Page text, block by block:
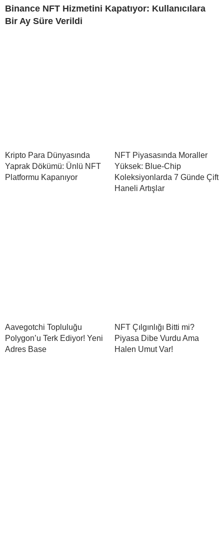
Binance NFT Hizmetini Kapatıyor: Kullanıcılara
Bir Ay Süre Verildi
Kripto Para Dünyasında
Yaprak Dökümü: Ünlü NFT
Platformu Kapanıyor
NFT Piyasasında Moraller
Yüksek: Blue-Chip
Koleksiyonlarda 7 Günde Çift
Haneli Artışlar
Aavegotchi Topluluğu
Polygon’u Terk Ediyor! Yeni
Adres Base
NFT Çılgınlığı Bitti mi?
Piyasa Dibe Vurdu Ama
Halen Umut Var!